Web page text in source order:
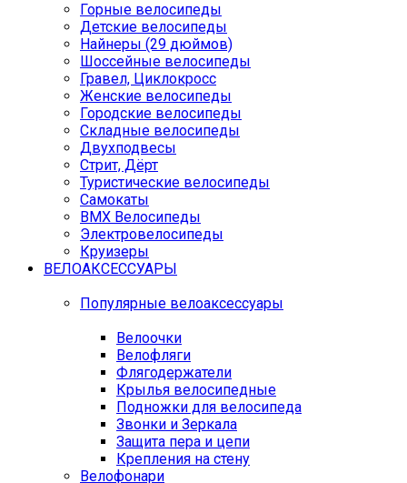
Горные велосипеды
Детские велосипеды
Найнеры (29 дюймов)
Шоссейные велосипеды
Гравел, Циклокросс
Женские велосипеды
Городcкие велосипеды
Складные велосипеды
Двухподвесы
Стрит, Дёрт
Туристические велосипеды
Самокаты
BMX Велосипеды
Электровелосипеды
Круизеры
ВЕЛОАКСЕССУАРЫ
Популярные велоаксессуары
Велоочки
Велофляги
Флягодержатели
Крылья велосипедные
Подножки для велосипеда
Звонки и Зеркала
Защита пера и цепи
Крепления на стену
Велофонари